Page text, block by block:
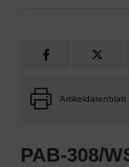
Artikeldatenblatt
PAB-308/